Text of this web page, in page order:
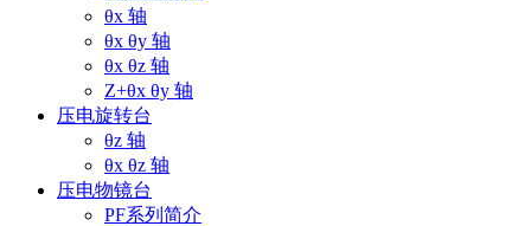
θx 轴
θx θy 轴
θx θz 轴
Z+θx θy 轴
压电旋转台
θz 轴
θx θz 轴
压电物镜台
PF系列简介